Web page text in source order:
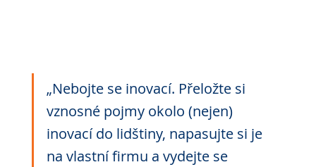
„Nebojte se inovací. Přeložte si
vznosné pojmy okolo (nejen)
inovací do lidštiny, napasujte si je
na vlastní firmu a vydejte se